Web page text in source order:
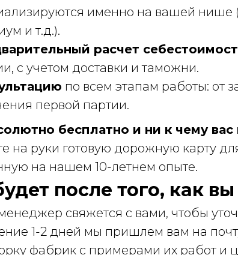
именно на вашей нише
и т.д.).
расчет
с учетом доставки и таможни.
по всем этапам работы: от
первой партии.
бесплатно и ни к чему вас
на руки готовую дорожную карту
на нашем 10-летнем опыте.
после того, как
свяжется с вами, чтобы
1-2 дней мы пришлем вам на
фабрик с примерами их работ и